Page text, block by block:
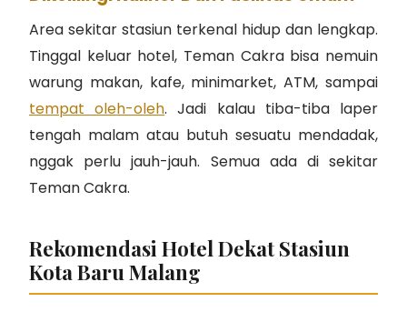
Area sekitar stasiun terkenal hidup dan lengkap.
Tinggal keluar hotel, Teman Cakra bisa nemuin
warung makan, kafe, minimarket, ATM, sampai
tempat oleh-oleh. Jadi kalau tiba-tiba laper
tengah malam atau butuh sesuatu mendadak,
nggak perlu jauh-jauh. Semua ada di sekitar
Teman Cakra.
Rekomendasi Hotel Dekat Stasiun
Kota Baru Malang